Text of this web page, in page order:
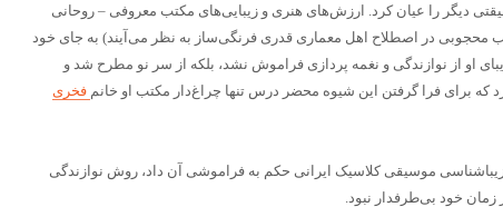
در مدتی کمتر از ۴۰ سال حقیقتی دیگر را عیان کرد. ارزش‌های هنری و زیبایی‌های مکتب معروفی – روحانی
محجوبی در اصطلاح اهل معماری قدری فرنگی‌ساز به نظر می‌آیند) به جای خود
او از نوازندگی و نغمه پردازی فراموش نشد، بلکه از سر نو مطرح شد و
که برای فرا گرفتن این شیوه محضر درس تنها چراغ‌دار مکتب او خانم فخری
زیباشناسی موسیقی کلاسیک ایرانی حکم به فراموشی آن داد، روش نوازندگی
زمان خود بی‌طرفدار نبود.